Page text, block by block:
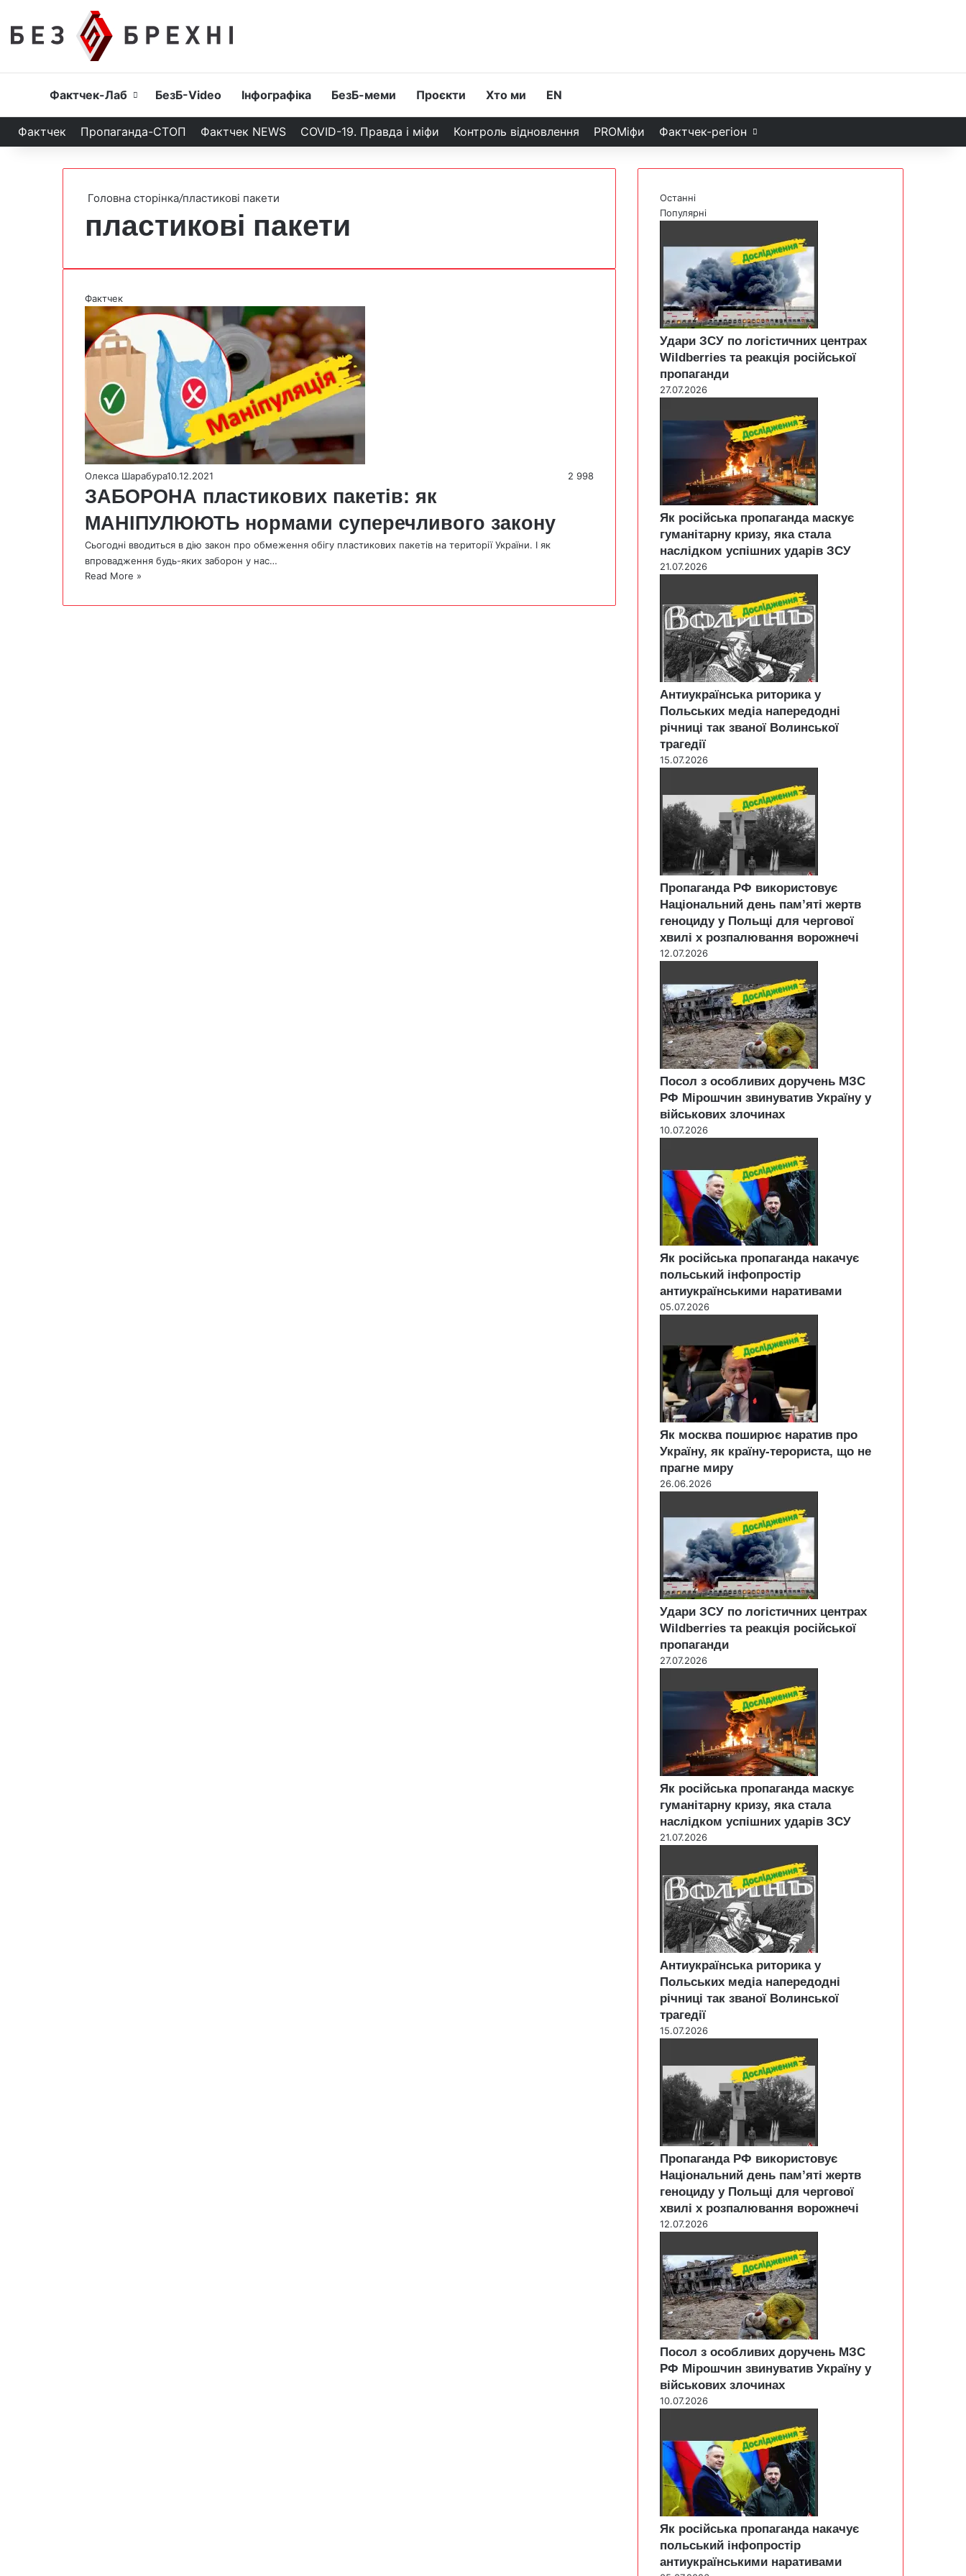
Головна
Фактчек-Лаб БезБ-Video Інфографіка БезБ-меми Проєкти Хто ми EN
Фактчек Пропаганда-СТОП Фактчек NEWS COVID-19. Правда і міфи Контроль відновлення PROМіфи Фактчек-регіон
Головна сторінка/пластикові пакети
пластикові пакети
Фактчек
Олекса Шарабура10.12.2021 2 998
ЗАБОРОНА пластикових пакетів: як
МАНІПУЛЮЮТЬ нормами суперечливого закону
Сьогодні вводиться в дію закон про обмеження обігу пластикових пакетів на території України. І як
впровадження будь-яких заборон у нас…
Read More »
Останні
Популярні
Удари ЗСУ по логістичних центрах
Wildberries та реакція російської
пропаганди
27.07.2026
Як російська пропаганда маскує
гуманітарну кризу, яка стала
наслідком успішних ударів ЗСУ
21.07.2026
Антиукраїнська риторика у
Польських медіа напередодні
річниці так званої Волинської
трагедії
15.07.2026
Пропаганда РФ використовує
Національний день пам’яті жертв
геноциду у Польщі для чергової
хвилі х розпалювання ворожнечі
12.07.2026
Посол з особливих доручень МЗС
РФ Мірошчин звинуватив Україну у
військових злочинах
10.07.2026
Як російська пропаганда накачує
польський інфопростір
антиукраїнськими наративами
05.07.2026
Як москва поширює наратив про
Україну, як країну-терориста, що не
прагне миру
26.06.2026
Удари ЗСУ по логістичних центрах
Wildberries та реакція російської
пропаганди
27.07.2026
Як російська пропаганда маскує
гуманітарну кризу, яка стала
наслідком успішних ударів ЗСУ
21.07.2026
Антиукраїнська риторика у
Польських медіа напередодні
річниці так званої Волинської
трагедії
15.07.2026
Пропаганда РФ використовує
Національний день пам’яті жертв
геноциду у Польщі для чергової
хвилі х розпалювання ворожнечі
12.07.2026
Посол з особливих доручень МЗС
РФ Мірошчин звинуватив Україну у
військових злочинах
10.07.2026
Як російська пропаганда накачує
польський інфопростір
антиукраїнськими наративами